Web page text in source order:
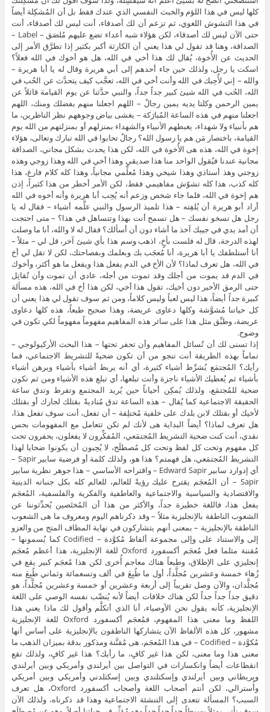
كلها ليس في هذا اللؤم والخبث النفسي الذي عندك فقط بل أن المُشكِلة أيضاً
في هذا التشوش اللغوي، ثم تزعم أن لك أصدقاء، أنت ليس لك أصدقاء، أنت
حتى الآن ليس لك أصدقاء، لكن هؤلاء شبه أعداء تضع عليهم مُلصَق – Label –
الصداقة، وهنا قد تقول لي هذا يعني أن الكارثة أكبر بكثير إذا تطرَّق الأمر إلى
الحديث عن الأُخوة، يُقال لك هذا أخي في الله، هل هو أخوك في الله فعلاً؟
اسكت يا رجل، ولذلك حين جاء أحدهم إلى أبي هريرة وقال له يا أبا هريرة –
والله – إني لأُحِبك في الله وأنت أخي في الله، تعجَّب كيف يتحدَّث عن الحُب في
الله، الحُب في الله شيئ كبير جداً جداً، والنبي حدَّثنا عن يوم القيامة قائلاً عن
يمين الرحمن وكلتا يديه يمين رجالٌ – اللهم اجعلنا منهم بفضلك ومنك، اللهم
اجعلنا منهم في هذه الساعة المُبارَكة – يغشى بياض وجوههم نظر الناظرين، ما
هم بأنبياء ولا شهداء، يغبطهم الأنبياء والشهداء بمنزلهم أو بمنزلتهم من الله يوم
القيامة، باختصار مَن هم يا رسول الله؟ رجالٌ تحابوا في الله تبارك وتعالى، هؤلاء
إخوة في الله، هذه هى الأُخوة في الله، لكن هذا يحدث بشكل مجاني، الصداقة
مجانية عندنا فيُقول الواحد منا هذا صديقي وهذا أخي في الله وهذا زوجي وهذه
زوجتي وهذ أستاذي وهذا شيخي وهذا مُعلِّمي مجانياً، وهذا كله كلام فارغ، هذا
كله كذب، هذا كله تشوّش مفاهيمي فقط، لكن الأمر أخطر من هذا كثيراً، إذن
هم إخوة في الله، فلما جاء شخص وزعم أنه يُحِب أبا هريرة وأنه أخوه في الله
أراد أبو هريرة أن يُلفِته – هذا تلميذ الرسول والنبي علَّمه أشياء – فقال له يا
رجل هل تسخو نفسك – هل تسمح أنت بهذا وتتساهل في هذا؟ – متى احتجت
أن أمد يدي في جيبك آخذ ما أشاء دون أن أسألك؟ فقال له لا والله، أنا ما وصلت
لهذه الدرجة، قال له فلست بأخٍ، اذهب وسم هذا بأي شيئ آخر، قل لي – مثلاً –
أنا أستلطفك يا أبا هريرة، أنا مُعجَب بك وبعلمك وبفصاحتك، لكن لا تقل لي أخ
في الله، هل تعرف لماذا؟ لأن الأخ في الدم يفعل هذا ويفعل ما هو أكثر، وأخوك
في الدم قد يموت من أجلك وقد تموت من أجله، عادي أن تموت وأن تُقاتِل
حتى الرمق الأخير دون أخيك، تقول هذا أخي، لكن هذا أخ في الله، هذه مسألة
كبيرة جداً أيضاً، هذا ليس لعباً وليس كلاماً، ومن ثم سوف تقول لي هذا يعني أن
كل حياتنا مُشوَّشة وكلها دعاوى عريضة، وهذا صحيح طبعاً، هذه كلها دعاوى
عريضة، وطبِّق مثل هذا على سائر هذه المفاهيم مفهوماً مفهوماً لكي تكون في
وضوح.
إذا تسنى لك أن تُسائل المفاهيم وأن تحفر تحتها – هذا البحث الأركيولوجي –
تماماً بهذه الطريقة أنت تنجو من أن تكون ضحيةً للتشريط الاجتماعي، فما
رأيك؟ المُجتمَع يُشرِّط أشياء كثيرة، أي أنه يربط أشياء بأشياء ويرهن أشياء
بأشياء ثم يُعطيك الأشياء ناجزة وأنت تبلعها، أي تبلع هذه الأشياء ومن ثم تكون
ضحية للمُجتمَع، ولذلك يُمكِن أحياناً حين يُريد المجتمع وتفرط وتدق ساعة
الحقيقة الاجتماعية كما يُقال – هذه الساعة تدق مُناديةً بقتلك لجارك أو بقتلك
لأخيك أو بقتلك لابن بلدك على خلفية مُختلِفة – أن تفعل، أنت سوف تفعل هذا،
هل تعرف لماذا؟ أيضاً البداية هى لأنك لم تكن تتعامل مع المفهومات بحس
نقدي، أنت كنت ضحية التشريط المُجتمَعي، المُفكِّرون لا يفعلون، يحفرون تحت
كل مفهوم وتحت كل لفظ وتحت كل مُصطلَح، لا يُحِبون أن يكونوا ضحايا لهذا
التشريط المُجتمَعي، هل فهمتم؟ هذا هو، ولذلك كلمة أو فرضية سابير Sapir –
أي إدوارد سابير Edward Sapir – واقتراحه الأساسي – هذا جوهر نظرية سابير
Sapir – أن المُعجَم يقترح عليك رؤيةً للعالم، للعالم كله بكل جنباته الدينية
والاقتصادية والسياسية والاجتماعية والعاطفية والفكرية والفلسفية، المُعجَم
يفعل هذا، فاللغة خطيرة جداً، والأكثر من هذا أن المُختَصين يُحدِّثوننا عن
الشعوب الناطقة بالإنجليزية مثلاً – وقد ذكرناهم اليوم ومعروف ما هى الشعوب
الناطقة بالإنجليزية – بمعنى أنهم يتشاركون في نهاية المطاف المتح من والعزو
إلى والاستناد على وإلى مجموعة ألفاظ مُكوَّدة – Codified كما يُسمونها –
مُقننة مثلما فعل مُعجَم أكسفورد Oxford للغة الإنجليزية، هذا أعظم مُعجَم
إنجليزي على الإطلاق، وطبعاً هناك معاجم أُخرى لكن هذا مُعجَم كبير يقع في
زُهاء خمسة وعشرين مُجلَّداً، أول ما طُبِعَ في ألف وتسعمائة وثماني طُبِعَ منه
مُجلَّدان، والآن وصل تقريباً إلى أربعة وعشرين أو خمسة وعشرين مُجلَّداً، هو
دقيق جداً جداً جداً لكن هناك خلافات أيضاً لأنه يُنصِّب نفسه الوصي على اللغة
الإنجليزية، كأنه يقول نحن الأوصياء، أنا الذي أتكلَّم وأقول لك ماذا يعني هذا
اللفظ وما معنى هذا المفهوم، فمُعجَم أكسفورد Oxford للغة الإنجليزية
مشهور، كل هذه الألفاظ الآن يتشاركها الناطقون بالإنجليزية على أساس أنها
مُكوَّدة – Codified – في هذا المُعجَم، هى مُقنَّنة ومذكور بدقة بميزان الذهب ما
معنى هذا وما معنى، لكن هذا غير كافٍ، ما رأيك؟ هذا غير كافٍ، ولذلك تقع
انقطاعات أيضاً وانكسارات في التواصل بين أيرلندي وأمريكي وبين أيرلندي
وبريطاني وبين أيرلندي وإسكتلندي وبين إسكتلدني وأمريكي وبين أمريكي
وأُسترالي، لكن أنتم أصحاب اللغة وأصحاب أكسفورد Oxford، هل تعرف
السبب؟ المسألة تتعدى إلى التنشئة الاجتماعية وهذا قد ذكرناه، ولذلك الآن